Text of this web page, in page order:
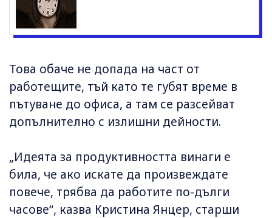
Това обаче не допада на част от
работещите, тъй като те губят време в
пътуване до офиса, а там се разсейват
допълнително с излишни дейности.
„Идеята за продуктивността винаги е
била, че ако искате да произвеждате
повече, трябва да работите по-дълги
часове“, казва Кристина Янцер, старши